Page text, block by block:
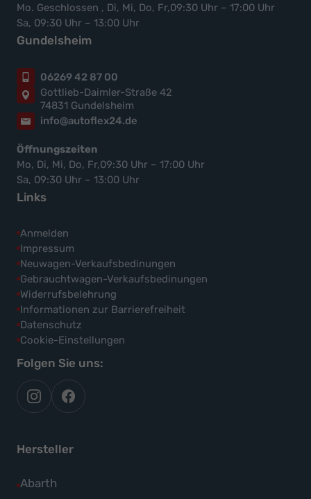
Mo. Geschlossen , Di, Mi, Do, Fr,09:30 Uhr – 17:00 Uhr
Sa, 09:30 Uhr – 13:00 Uhr
Gundelsheim
06269 42 87 00
Gottlieb-Daimler-Straße 42
74831 Gundelsheim
info@autoflex24.de
Öffnungszeiten
Mo, Di, Mi, Do, Fr,09:30 Uhr – 17:00 Uhr
Sa, 09:30 Uhr – 13:00 Uhr
Links
Anmelden
Impressum
Neuwagen-Verkaufsbedinungen
Gebrauchtwagen-Verkaufsbedinungen
Widerrufsbelehrung
Informationen zur Barrierefreiheit
Datenschutz
Cookie-Einstellungen
Folgen Sie uns:
autoflex
auf
autoflex24
auf
Hersteller
Abarth
Alle